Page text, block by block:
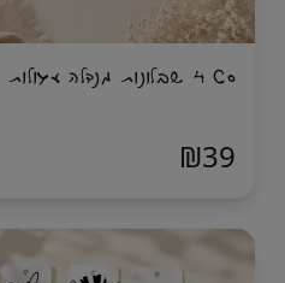
סט 4 שבלונות מנדלה עגולות
₪39